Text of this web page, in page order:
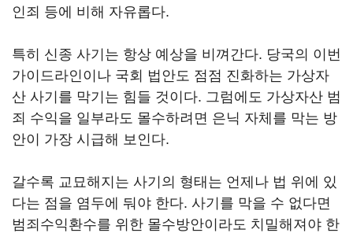
인죄 등에 비해 자유롭다.
특히 신종 사기는 항상 예상을 비껴간다. 당국의 이번
가이드라인이나 국회 법안도 점점 진화하는 가상자
산 사기를 막기는 힘들 것이다. 그럼에도 가상자산 범
죄 수익을 일부라도 몰수하려면 은닉 자체를 막는 방
안이 가장 시급해 보인다.
갈수록 교묘해지는 사기의 형태는 언제나 법 위에 있
다는 점을 염두에 둬야 한다. 사기를 막을 수 없다면
범죄수익환수를 위한 몰수방안이라도 치밀해져야 한